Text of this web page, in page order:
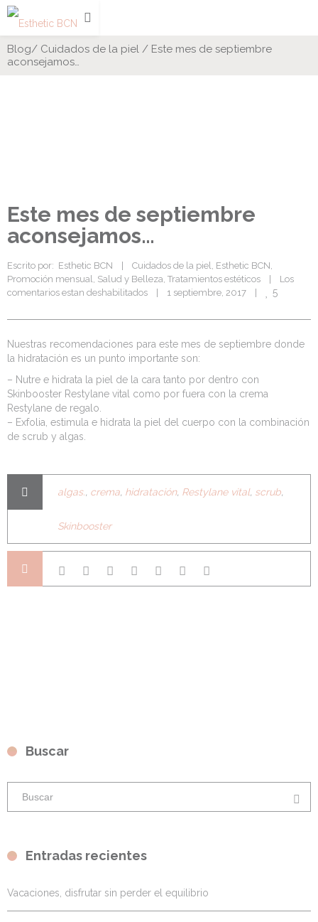
Blog/ Cuidados de la piel / Este mes de septiembre
aconsejamos…
Este mes de septiembre
aconsejamos…
Escrito por: Esthetic BCN Cuidados de la piel, Esthetic BCN
Promoción mensual, Salud y Belleza, Tratamientos estéticos
Los
comentarios estan deshabilitados
1 septiembre, 2017 5
Nuestras recomendaciones para este mes de septiembre donde
la hidratación es un punto importante son:
– Nutre e hidrata la piel de la cara tanto por dentro con
Skinbooster Restylane vital como por fuera con la crema
Restylane de regalo.
– Exfolia, estimula e hidrata la piel del cuerpo con la combinación
de scrub y algas.
algas. crema hidratación, Restylane vital, scrub
Skinbooster
Buscar
Entradas recientes
Vacaciones, disfrutar sin perder el equilibrio